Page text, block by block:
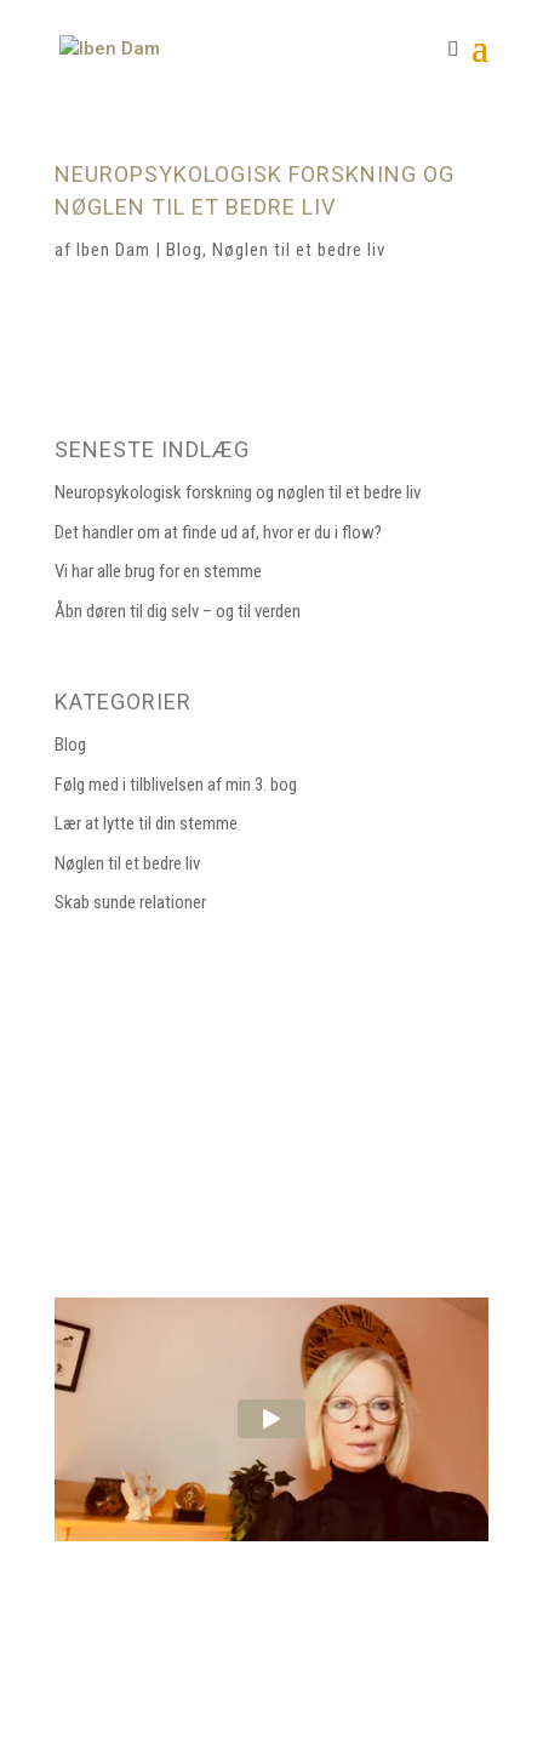
NEUROPSYKOLOGISK FORSKNING OG
NØGLEN TIL ET BEDRE LIV
af Iben Dam | Blog, Nøglen til et bedre liv
SENESTE INDLÆG
Neuropsykologisk forskning og nøglen til et bedre liv
Det handler om at finde ud af, hvor er du i flow?
Vi har alle brug for en stemme
Åbn døren til dig selv – og til verden
KATEGORIER
Blog
Følg med i tilblivelsen af min 3. bog
Lær at lytte til din stemme
Nøglen til et bedre liv
Skab sunde relationer